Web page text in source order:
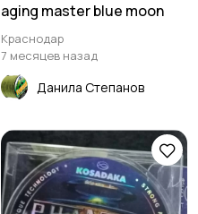
aging master blue moon
Краснодар
7 месяцев назад
Данила Степанов